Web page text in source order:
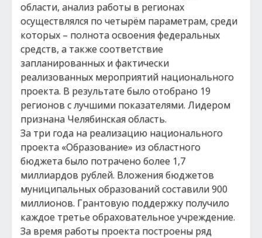
области, анализ работы в регионах
осуществлялся по четырём параметрам, среди
которых – полнота освоения федеральных
средств, а также соответствие
запланированных и фактически
реализованных мероприятий национального
проекта. В результате было отобрано 19
регионов с лучшими показателями. Лидером
признана Челябинская область.
За три года на реализацию национального
проекта «Образование» из областного
бюджета было потрачено более 1,7
миллиардов рублей. Вложения бюджетов
муниципальных образований составили 900
миллионов. Грантовую поддержку получило
каждое третье обраховательное учреждение.
За время работы проекта построены ряд